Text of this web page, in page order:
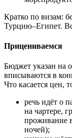
Кратко по визам:
Турцию–Египет.
Прицениваемся
Бюджет указан на
вписываются в
Что касается цен,
речь идёт о
на чартере,
проживание
ночей);